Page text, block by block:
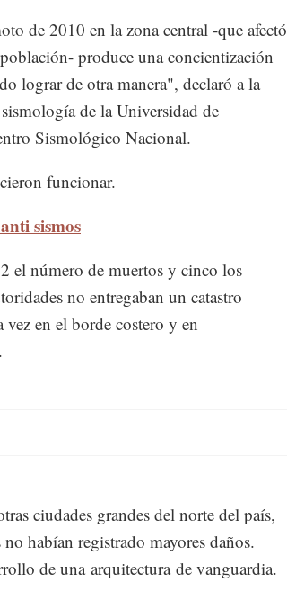
de 2010 en la zona central -que afectó
produce una concientización
lograr de otra manera", declaró a la
de la Universidad de
Sismológico Nacional.
funcionar.
sismos
el número de muertos y cinco los
no entregaban un catastro
en el borde costero y en
ciudades grandes del norte del país,
habían registrado mayores daños.
de una arquitectura de vanguardia.